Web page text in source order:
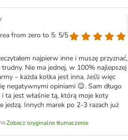
from zero to 5: 5/5
najpierw inne i muszę przyznać,
Nie ma jednej, w 100% najlepszej
– każda kotka jest inna. Jeśli więc
negatywnymi opiniami 😉. Sam długo
ta jest właśnie tą, którą moje koty
jedzą. Innych marek po 2-3 razach już
Zobacz oryginalne tłumaczenie